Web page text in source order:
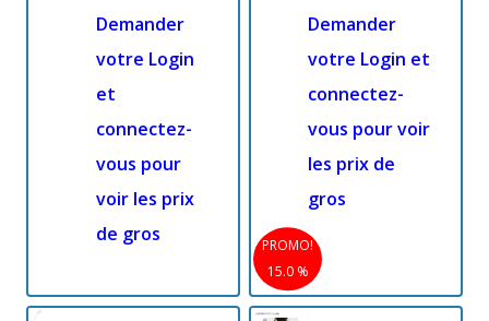
Demander
votre Login
et
connectez-
vous pour
voir les prix
de gros
PROMO!
15.0 %
Demander
votre Login et
connectez-
vous pour voir
les prix de
gros